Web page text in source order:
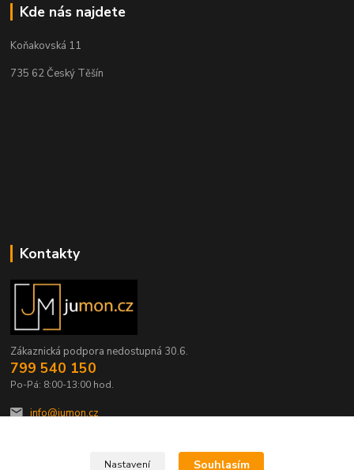
Kde nás najdete
Koňakovská 11
735 62 Český Těšín
Kontakty
Zákaznická podpora nedostupná 30.6.
799 540 150
Po-Pá: 8:00-13:00 hod.
info@jumon.cz
Nastavení Souhlasím